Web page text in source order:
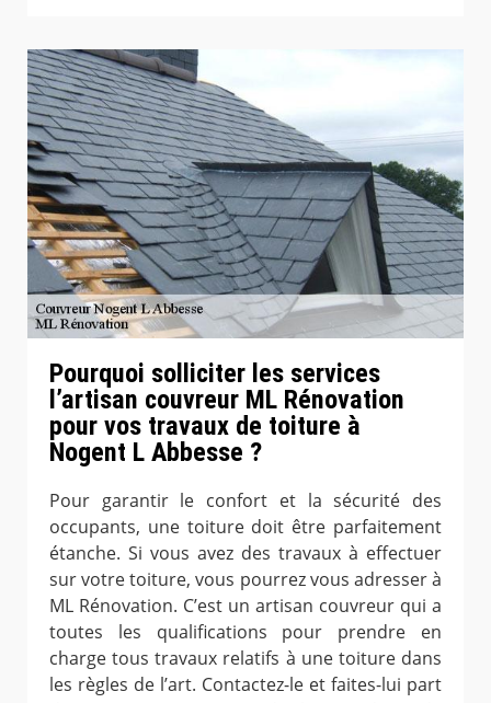
Pourquoi solliciter les services
l’artisan couvreur ML Rénovation
pour vos travaux de toiture à
Nogent L Abbesse ?
Pour garantir le confort et la sécurité des
occupants, une toiture doit être parfaitement
étanche. Si vous avez des travaux à effectuer
sur votre toiture, vous pourrez vous adresser à
ML Rénovation. C’est un artisan couvreur qui a
toutes les qualifications pour prendre en
charge tous travaux relatifs à une toiture dans
les règles de l’art. Contactez-le et faites-lui part